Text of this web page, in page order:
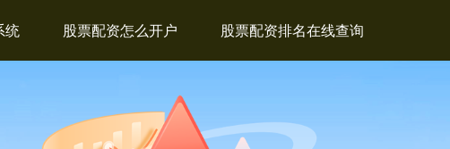
统 股票配资怎么开户 股票配资排名在线查询